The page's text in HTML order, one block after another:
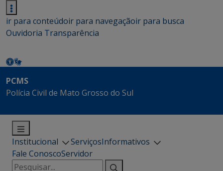
ir para conteúdoir para navegaçãoir para busca
Ouvidoria Transparência
PCMS
Polícia Civil de Mato Grosso do Sul
Institucional ServiçosInformativos
Fale ConoscoServidor
Pesquisar